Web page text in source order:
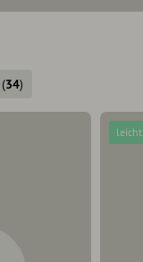
(34)
leicht